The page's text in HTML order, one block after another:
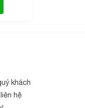
khách
hệ